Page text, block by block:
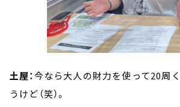
土屋：今なら大人の財力を使って20周
うけど（笑）。